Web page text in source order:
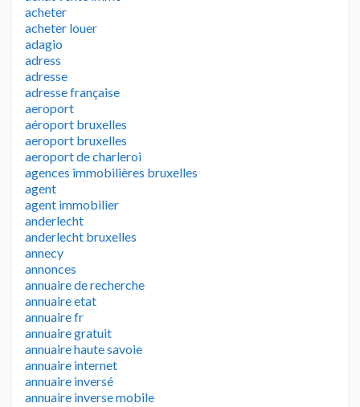
acheter
acheter louer
adagio
adress
adresse
adresse française
aeroport
aéroport bruxelles
aeroport bruxelles
aeroport de charleroi
agences immobilières bruxelles
agent
agent immobilier
anderlecht
anderlecht bruxelles
annecy
annonces
annuaire de recherche
annuaire etat
annuaire fr
annuaire gratuit
annuaire haute savoie
annuaire internet
annuaire inversé
annuaire inverse mobile